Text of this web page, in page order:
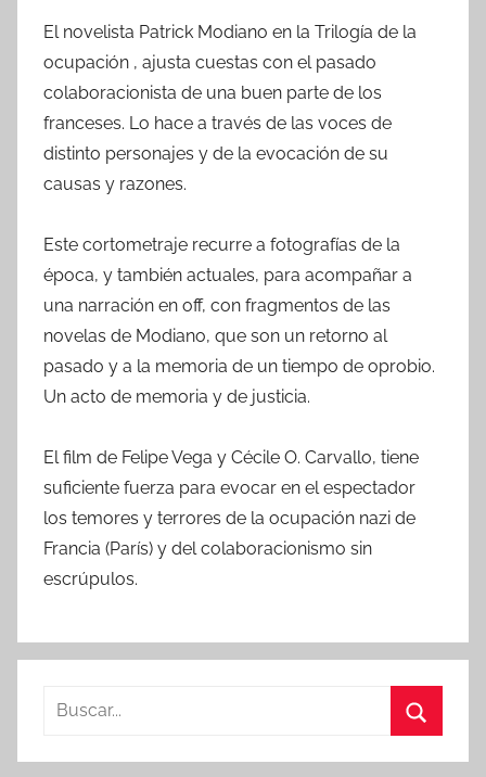
El novelista Patrick Modiano en la Trilogía de la
ocupación , ajusta cuestas con el pasado
colaboracionista de una buen parte de los
franceses. Lo hace a través de las voces de
distinto personajes y de la evocación de su
causas y razones.
Este cortometraje recurre a fotografías de la
época, y también actuales, para acompañar a
una narración en off, con fragmentos de las
novelas de Modiano, que son un retorno al
pasado y a la memoria de un tiempo de oprobio.
Un acto de memoria y de justicia.
El film de Felipe Vega y Cécile O. Carvallo, tiene
suficiente fuerza para evocar en el espectador
los temores y terrores de la ocupación nazi de
Francia (París) y del colaboracionismo sin
escrúpulos.
s